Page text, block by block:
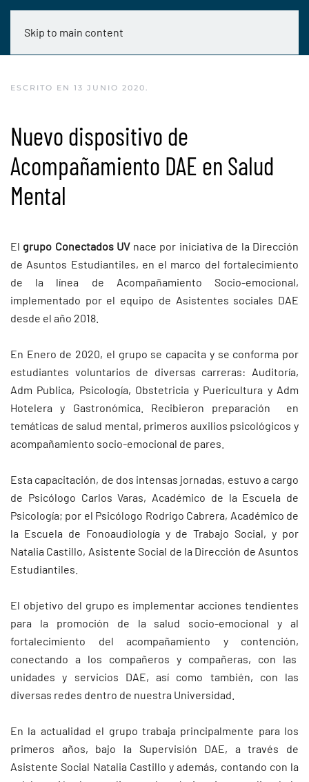
Skip to main content
ESCRITO EN 13 JUNIO 2020.
Nuevo dispositivo de
Acompañamiento DAE en Salud
Mental
El grupo Conectados UVnace por iniciativa de la Dirección
de Asuntos Estudiantiles, en el marco del fortalecimiento
de la línea de Acompañamiento Socio-emocional,
implementado por el equipo de Asistentes sociales DAE
desde el año 2018.
En Enero de 2020, el grupo se capacita y se conforma por
estudiantes voluntarios de diversas carreras: Auditoría,
Adm Publica, Psicología, Obstetricia y Puericultura y Adm
Hotelera y Gastronómica. Recibieron preparación en
temáticas de salud mental, primeros auxilios psicológicos y
acompañamiento socio-emocional de pares.
Esta capacitación, de dos intensas jornadas, estuvo a cargo
de Psicólogo Carlos Varas, Académico de la Escuela de
Psicología; por el Psicólogo Rodrigo Cabrera, Académico de
la Escuela de Fonoaudiología y de Trabajo Social, y por
Natalia Castillo, Asistente Social de la Dirección de Asuntos
Estudiantiles.
El objetivo del grupo es implementar acciones tendientes
para la promoción de la salud socio-emocional y al
fortalecimiento del acompañamiento y contención,
conectando a los compañeros y compañeras, con las
unidades y servicios DAE, así como también, con las
diversas redes dentro de nuestra Universidad.
En la actualidad el grupo trabaja principalmente para los
primeros años, bajo la Supervisión DAE, a través de
Asistente Social Natalia Castillo y además, contando con la